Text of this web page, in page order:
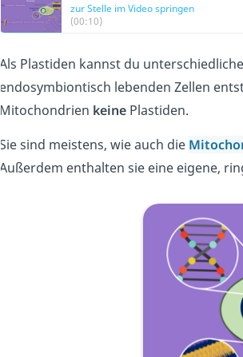
zur Stelle im Video springen
(00:10)
Als Plastiden kannst du
endosymbiontisch lebenden Zellen
Mitochondrien keinePlastiden.
Sie sind meistens, wie auch die
Außerdem enthalten sie eine eigene,